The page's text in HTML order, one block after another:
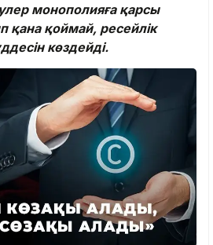
монополияға қарсы
қана қоймай, ресейлік
көздейді.